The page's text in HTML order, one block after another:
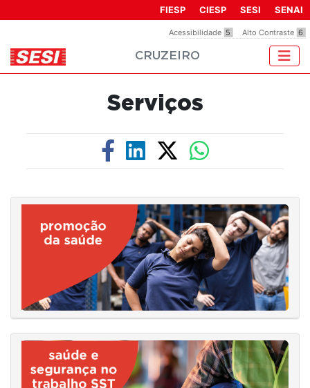
inclui
um
Acessibilidade 5 Alto Contraste 6
FIESP CIESP SESI SENAI
CRUZEIRO
Serviços